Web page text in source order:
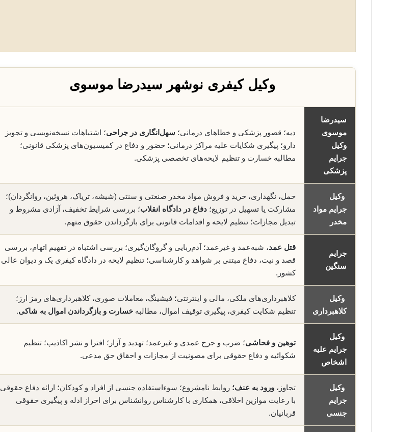
وکیل کیفری نوشهر سیدرضا موسوی
سیدرضا
موسوی
وکیل
جرایم
پزشکی
دیه؛ قصور پزشکی و خطاهای درمانی؛ سهل‌انگاری در جراحی؛ اشتباهات نسخه‌نویسی و تجویز
دارو؛ پیگیری شکایات علیه مراکز درمانی؛ حضور و دفاع در کمیسیون‌های پزشکی قانونی؛
مطالبه خسارت و تنظیم لایحه‌های تخصصی پزشکی.
وکیل
جرایم مواد
مخدر
حمل، نگهداری، خرید و فروش مواد مخدر صنعتی و سنتی (شیشه، تریاک، هروئین، روانگردان)؛
مشارکت یا تسهیل در توزیع؛ دفاع در دادگاه انقلاب؛ بررسی شرایط تخفیف، آزادی مشروط و
تبدیل مجازات؛ تنظیم لایحه و اقدامات قانونی برای بازگرداندن حقوق متهم.
جرایم
سنگین
قتل عمد، شبه‌عمد و غیرعمد؛ آدم‌ربایی و گروگان‌گیری؛ بررسی اشتباه در تفهیم اتهام، بررسی
قصد و نیت، دفاع مبتنی بر شواهد و کارشناسی؛ تنظیم لایحه در دادگاه کیفری یک و دیوان عالی
کشور.
وکیل
کلاهبرداری
کلاهبرداری‌های ملکی، مالی و اینترنتی؛ فیشینگ، معاملات صوری، کلاهبرداری‌های رمز ارز؛
تنظیم شکایت کیفری، پیگیری توقیف اموال، مطالبه خسارت و بازگرداندن اموال به شاکی.
وکیل
جرایم علیه
اشخاص
توهین و فحاشی؛ ضرب و جرح عمدی و غیرعمد؛ تهدید و آزار؛ افترا و نشر اکاذیب؛ تنظیم
شکوائیه و دفاع حقوقی برای مصونیت از مجازات و احقاق حق مدعی.
وکیل
جرایم
جنسی
تجاوز، ورود به عنف؛ روابط نامشروع؛ سوءاستفاده جنسی از افراد و کودکان؛ ارائه دفاع حقوقی
با رعایت موازین اخلاقی، همکاری با کارشناس روانشناس برای احراز ادله و پیگیری حقوقی
قربانیان.